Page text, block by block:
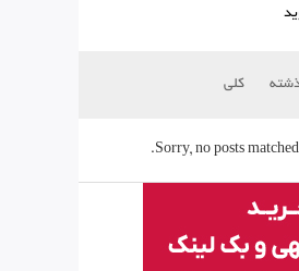
کلی
Sorry, no posts